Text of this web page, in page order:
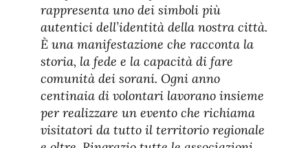
rappresenta uno dei simboli più
autentici dell’identità della nostra città.
È una manifestazione che racconta la
storia, la fede e la capacità di fare
comunità dei sorani. Ogni anno
centinaia di volontari lavorano insieme
per realizzare un evento che richiama
visitatori da tutto il territorio regionale